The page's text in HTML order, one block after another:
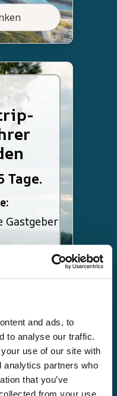
and ads, to
to analyse our traffic.
use of our site with
analytics partners who
that you’ve
Tage.
Gastgeber